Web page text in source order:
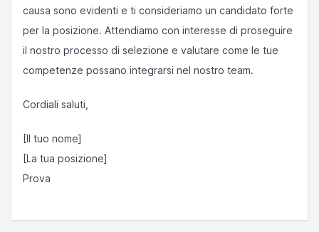
causa sono evidenti e ti consideriamo un candidato forte
per la posizione. Attendiamo con interesse di proseguire
il nostro processo di selezione e valutare come le tue
competenze possano integrarsi nel nostro team.
Cordiali saluti,
[Il tuo nome]
[La tua posizione]
Prova